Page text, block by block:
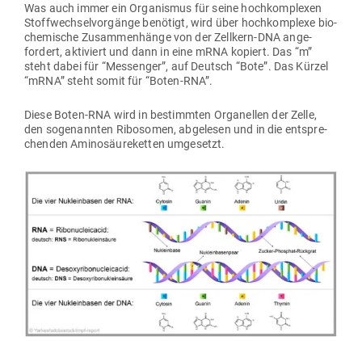
Was auch immer ein Orga­nismus für seine hoch­kom­plexen
Stoff­wech­sel­vor­gänge benötigt, wird über hoch­kom­plexe bio­
che­mische Zusam­men­hänge von der Zellkern-DNA ange­
fordert, akti­viert und dann in eine mRNA kopiert. Das “m”
steht dabei für “Mes­senger”, auf Deutsch “Bote”. Das Kürzel
“mRNA” steht somit für “Boten-RNA”.
Diese Boten-RNA wird in bestimmten Orga­nellen der Zelle,
den soge­nannten Ribo­somen, abge­lesen und in die ent­spre­
chenden Ami­no­säu­re­ketten umgesetzt.